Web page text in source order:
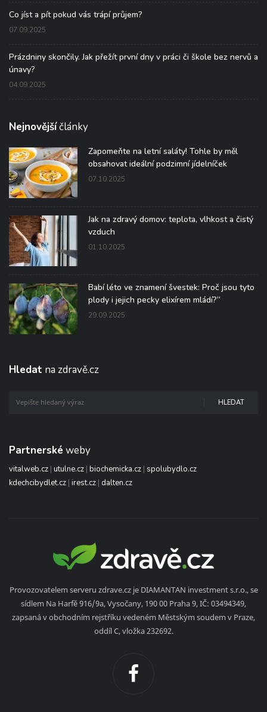
Co jíst a pít pokud vás trápí průjem?
07.09.2025
Prázdniny skončily. Jak přežít první dny v práci či škole bez nervů a
únavy?
04.09.2025
Nejnovějšíčlánky
Zapomeňte na letní saláty! Tohle by měl
obsahovat ideální podzimní jídelníček
07.10.2025
Jak na zdravý domov: teplota, vlhkost a čistý
vzduch
01.10.2025
Babí léto ve znamení švestek: Proč jsou tyto
plody i jejich pecky elixírem mládí?“
29.09.2025
Hledat na zdravě.cz
HLEDAT
Partnerské weby
vitalweb.cz | utulne.cz | biochemicka.cz | spolubydlo.cz
kdechcibydlet.cz | irest.cz | dalten.cz
Provozovatelem serveru zdrave.cz je DIAMANTAN investment s.r.o., se
sídlem Na Harfě 916/9a, Vysočany, 190 00 Praha 9, IČ: 03494349,
zapsaná v obchodním rejstříku vedeném Městským soudem v Praze,
oddíl C, vložka 232692.